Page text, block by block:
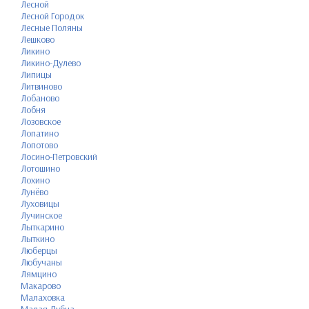
Лесной
Лесной Городок
Лесные Поляны
Лешково
Ликино
Ликино-Дулево
Липицы
Литвиново
Лобаново
Лобня
Лозовское
Лопатино
Лопотово
Лосино-Петровский
Лотошино
Лохино
Лунёво
Луховицы
Лучинское
Лыткарино
Лыткино
Люберцы
Любучаны
Лямцино
Макарово
Малаховка